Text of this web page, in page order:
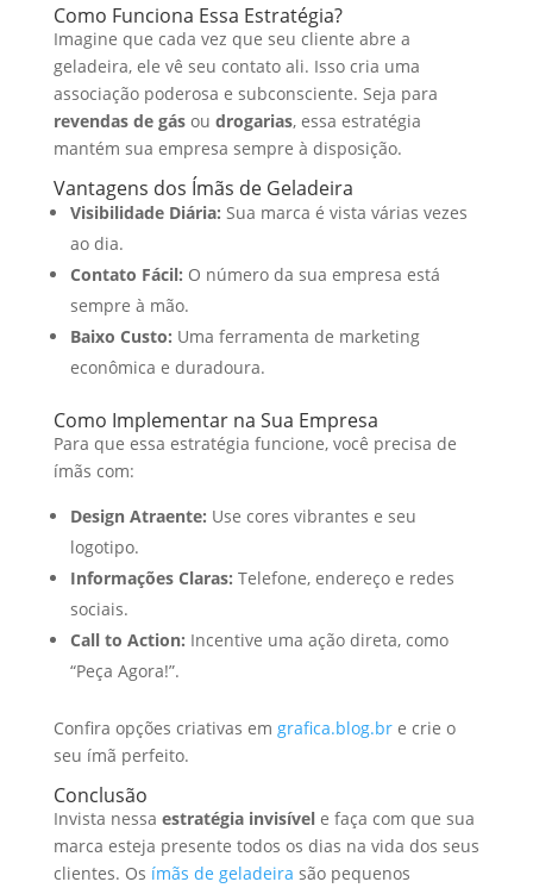
Como Funciona Essa Estratégia?
Imagine que cada vez que seu cliente abre a
geladeira, ele vê seu contato ali. Isso cria uma
associação poderosa e subconsciente. Seja para
revendas de gásou drogarias, essa estratégia
mantém sua empresa sempre à disposição.
Vantagens dos Ímãs de Geladeira
Visibilidade Diária: Sua marca é vista várias vezes
ao dia.
Contato Fácil: O número da sua empresa está
sempre à mão.
Baixo Custo: Uma ferramenta de marketing
econômica e duradoura.
Como Implementar na Sua Empresa
Para que essa estratégia funcione, você precisa de
ímãs com:
Design Atraente: Use cores vibrantes e seu
logotipo.
Informações Claras: Telefone, endereço e redes
sociais.
Call to Action: Incentive uma ação direta, como
“Peça Agora!”.
Confira opções criativas em grafica.blog.bre crie o
seu ímã perfeito.
Conclusão
Invista nessa estratégia invisívele faça com que sua
marca esteja presente todos os dias na vida dos seus
clientes. Os ímãs de geladeira são pequenos